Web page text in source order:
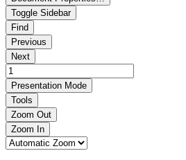
Toggle Sidebar
Find
Previous
Next
Presentation Mode
Tools
Zoom Out
Zoom In